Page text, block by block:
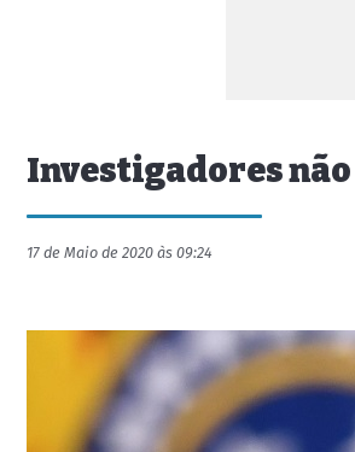
Investigadores
17 de Maio de 2020 às 09:24